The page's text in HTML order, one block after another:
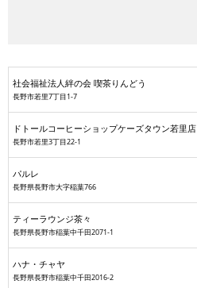
社会福祉法人絆の会 喫茶りんどう
長野市若里7丁目1-7
ドトールコーヒーショップケーズタウン若里店
長野市若里3丁目22-1
パルレ
長野県長野市大字稲葉766
ティーラウンジ茶々
長野県長野市稲葉中千田2071-1
ハナ・チャヤ
長野県長野市稲葉中千田2016-2